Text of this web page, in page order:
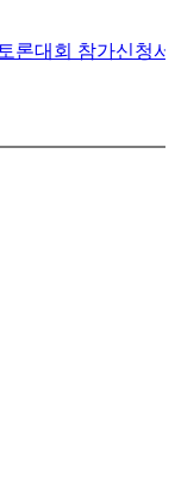
론대회 참가신청서